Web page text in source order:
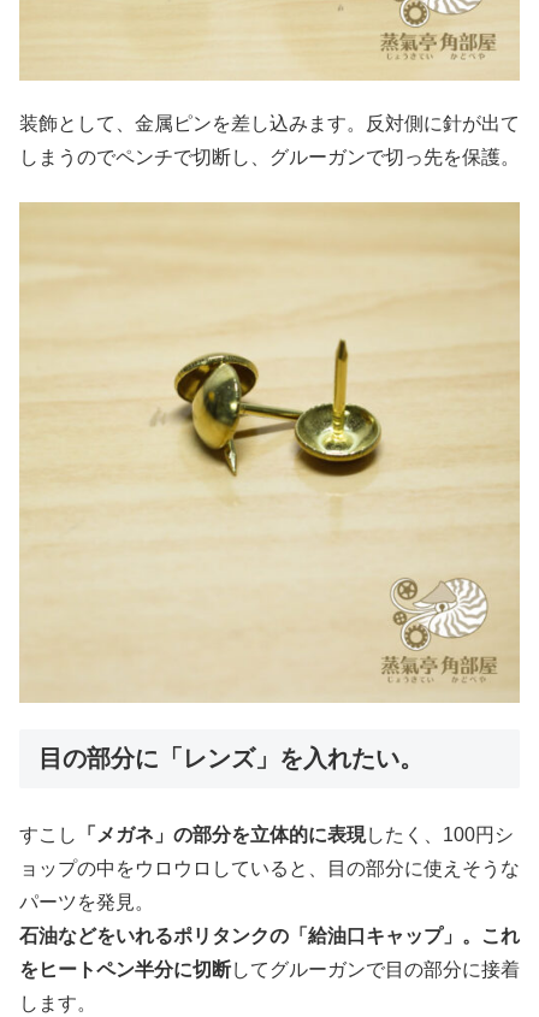
装飾として、金属ピンを差し込みます。反対側に針が出て
しまうのでペンチで切断し、グルーガンで切っ先を保護。
目の部分に「レンズ」を入れたい。
すこし 「メガネ」の部分を立体的に表現したく、100円シ
ョップの中をウロウロしていると、目の部分に使えそうな
パーツを発見。
石油などをいれるポリタンクの「給油口キャップ」。これ
をヒートペン半分に切断してグルーガンで目の部分に接着
します。